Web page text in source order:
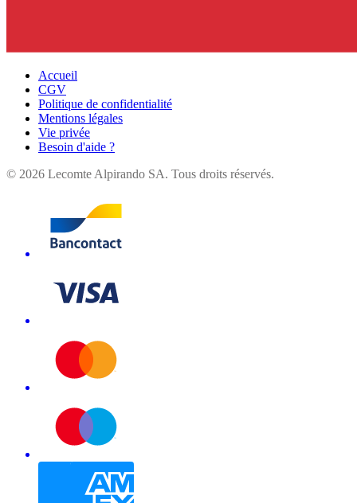
Accueil
CGV
Politique de confidentialité
Mentions légales
Vie privée
Besoin d'aide ?
© 2026 Lecomte Alpirando SA. Tous droits réservés.